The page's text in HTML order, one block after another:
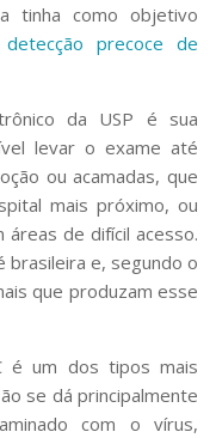
tinha como objetivo
detecção precoce de
da USP é sua
levar o exame até
ou acamadas, que
mais próximo, ou
de difícil acesso.
brasileira e, segundo o
que produzam esse
é um dos tipos mais
se dá principalmente
com o vírus,